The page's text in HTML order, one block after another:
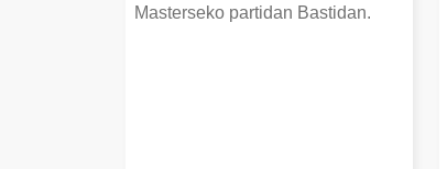
Masterseko partidan Bastidan.